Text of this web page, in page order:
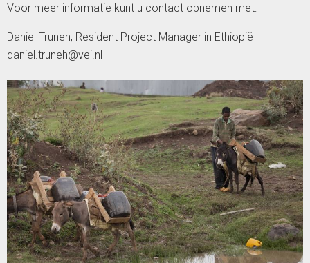
Voor meer informatie kunt u contact opnemen met:
Daniel Truneh, Resident Project Manager in Ethiopië
daniel.truneh@vei.nl